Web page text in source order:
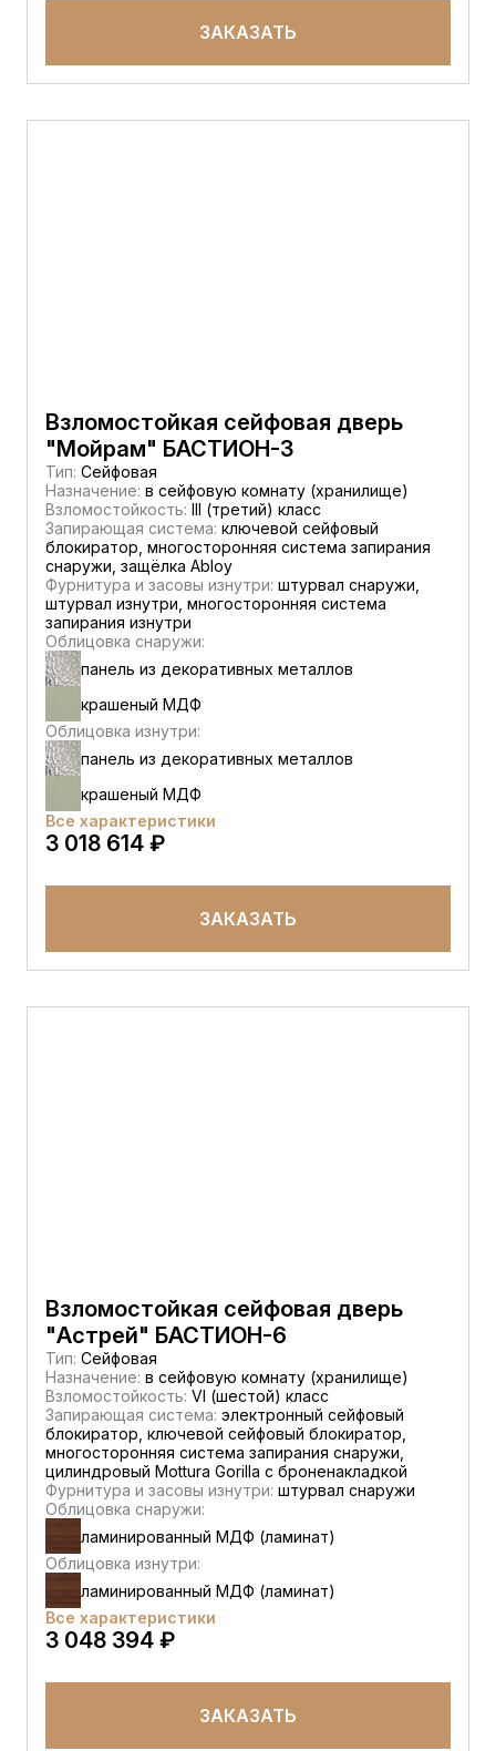
ЗАКАЗАТЬ
Взломостойкая сейфовая дверь
"Мойрам" БАСТИОН-3
Тип: Сейфовая
Назначение: в сейфовую комнату (хранилище)
Взломостойкость: III (третий) класс
Запирающая система: ключевой сейфовый
блокиратор, многосторонняя система запирания
снаружи, защёлка Abloy
Фурнитура и засовы изнутри: штурвал снаружи,
штурвал изнутри, многосторонняя система
запирания изнутри
Облицовка снаружи:
панель из декоративных металлов
крашеный МДФ
Облицовка изнутри:
панель из декоративных металлов
крашеный МДФ
Все характеристики
3 018 614 ₽
ЗАКАЗАТЬ
Взломостойкая сейфовая дверь
"Астрей" БАСТИОН-6
Тип: Сейфовая
Назначение: в сейфовую комнату (хранилище)
Взломостойкость: VI (шестой) класс
Запирающая система: электронный сейфовый
блокиратор, ключевой сейфовый блокиратор,
многосторонняя система запирания снаружи,
цилиндровый Mottura Gorilla с броненакладкой
Фурнитура и засовы изнутри: штурвал снаружи
Облицовка снаружи:
ламинированный МДФ (ламинат)
Облицовка изнутри:
ламинированный МДФ (ламинат)
Все характеристики
3 048 394 ₽
ЗАКАЗАТЬ